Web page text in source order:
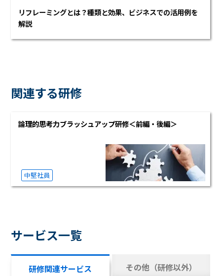
リフレーミングとは？種類と効果、ビジネスでの活用例を
解説
関連する研修
論理的思考力ブラッシュアップ研修＜前編・後編＞
中堅社員
サービス一覧
研修関連サービス
その他（研修以外）